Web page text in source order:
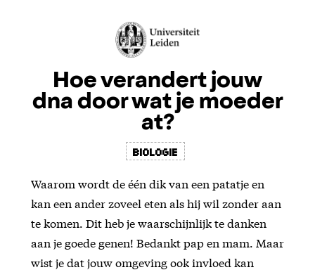
Hoe verandert jouw
dna door wat je moeder
at?
Biologie
Waarom wordt de één dik van een patatje en
kan een ander zoveel eten als hij wil zonder aan
te komen. Dit heb je waarschijnlijk te danken
aan je goede genen! Bedankt pap en mam. Maar
wist je dat jouw omgeving ook invloed kan